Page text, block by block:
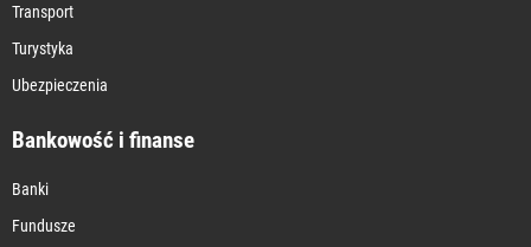
Transport
Turystyka
Ubezpieczenia
Bankowość i finanse
Banki
Fundusze